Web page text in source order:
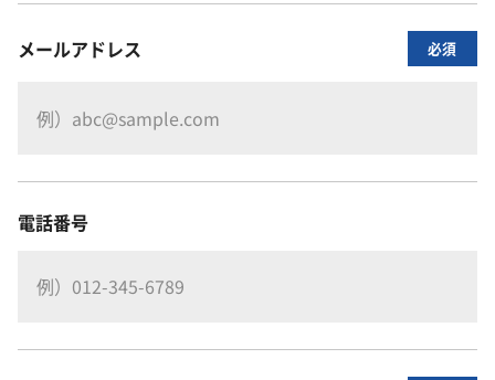
メールアドレス 必須
電話番号